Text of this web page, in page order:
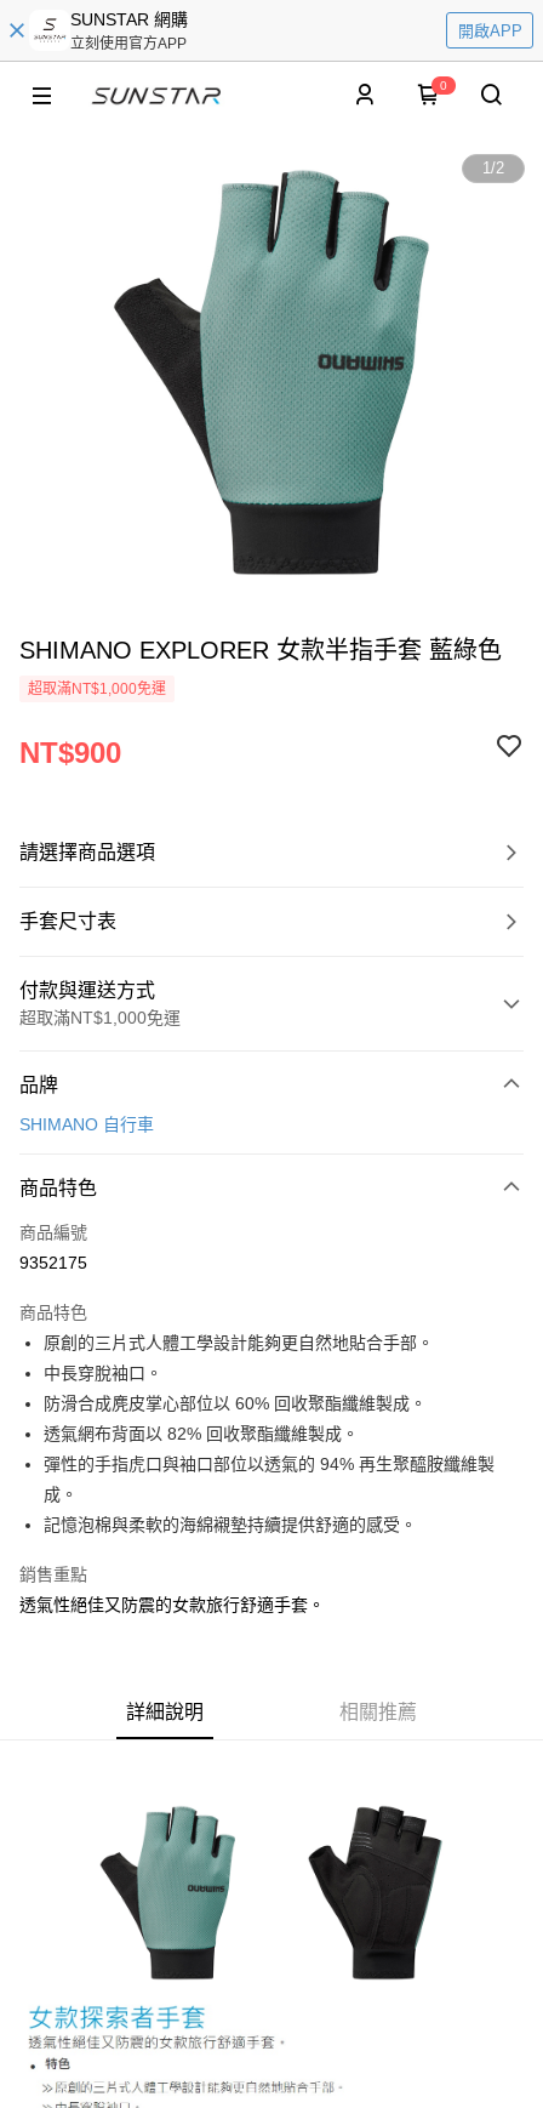
SUNSTAR 網購
立刻使用官方APP
開啟APP
0
1/2
SHIMANO EXPLORER 女款半指手套 藍綠色
超取滿NT$1,000免運
NT$900
請選擇商品選項
手套尺寸表
付款與運送方式
超取滿NT$1,000免運
信用卡一次付款
3 期 0 利率 每期
合作金庫商業銀行
上海商業儲蓄銀行
臺灣中小企業銀行
匯豐（台灣）商業銀行
華泰商業銀行
聯邦商業銀行
元大商業銀行
永豐商業銀行
玉山商業銀行
星展（台灣）商業銀行
台灣樂天信用卡公司
合作金庫商業銀行
上海商業儲蓄銀行
國泰世華商業銀行
兆豐國際商業銀行
匯豐（台灣）商業銀行
聯邦商業銀行
遠東國際商業銀行
元大商業銀行
永豐商業銀行
玉山商業銀行
星展（台灣）商業銀行
台新國際商業銀行
LINE Pay
Apple Pay
悠遊付
Google Pay
全盈+PAY
ATM付款
7-11取貨(快速到店)
每筆NT$100，滿NT$1,000(含以上)免運費
付款後門市自取
品牌
SHIMANO 自行車
商品特色
商品編號
9352175
商品特色
原創的三片式人體工學設計能夠更自然地貼合手部。
中長穿脫袖口。
防滑合成麂皮掌心部位以 60% 回收聚酯纖維製成。
透氣網布背面以 82% 回收聚酯纖維製成。
彈性的手指虎口與袖口部位以透氣的 94% 再生聚醯胺纖維製
成。
記憶泡棉與柔軟的海綿襯墊持續提供舒適的感受。
銷售重點
透氣性絕佳又防震的女款旅行舒適手套。
詳細說明 相關推薦